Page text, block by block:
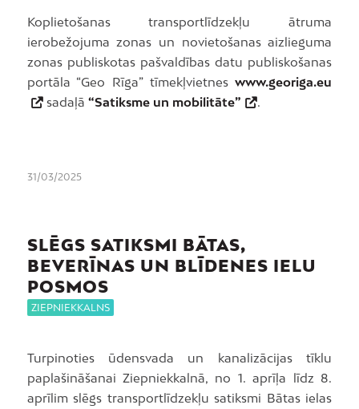
Koplietošanas transportlīdzekļu ātruma
ierobežojuma zonas un novietošanas aizlieguma
zonas publiskotas pašvaldības datu publiskošanas
portāla “Geo Rīga” tīmekļvietneswww.georiga.eu
sadaļā “Satiksme un mobilitāte” .
31/03/2025
SLĒGS SATIKSMI BĀTAS,
BEVERĪNAS UN BLĪDENES IELU
POSMOS
ZIEPNIEKKALNS
Turpinoties ūdensvada un kanalizācijas tīklu
paplašināšanai Ziepniekkalnā, no 1. aprīļa līdz 8.
aprīlim slēgs transportlīdzekļu satiksmi Bātas ielas